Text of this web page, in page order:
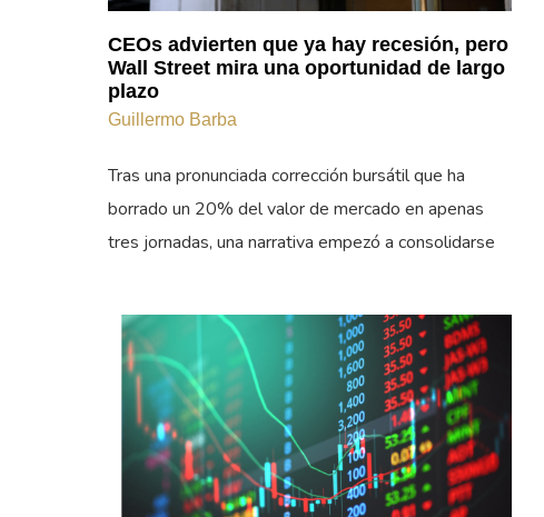
CEOs advierten que ya hay recesión, pero
Wall Street mira una oportunidad de largo
plazo
Guillermo Barba
Tras una pronunciada corrección bursátil que ha
borrado un 20% del valor de mercado en apenas
tres jornadas, una narrativa empezó a consolidarse